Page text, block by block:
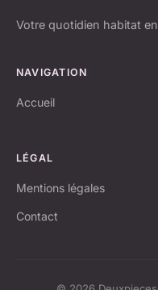
Votre quotidien habitat
NAVIGATION
Accueil
LÉGAL
Mentions légales
Contact